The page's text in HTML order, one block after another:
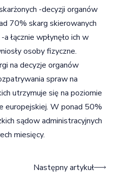
-decyzji organów
70% skarg skierowanych
łącznie wpłynęło ich w
osoby fizyczne.
na decyzje organów
spraw na
utrzymuje się na poziomie
europejskiej. W ponad 50%
sądow administracyjnych
miesięcy.
Następny artykuł